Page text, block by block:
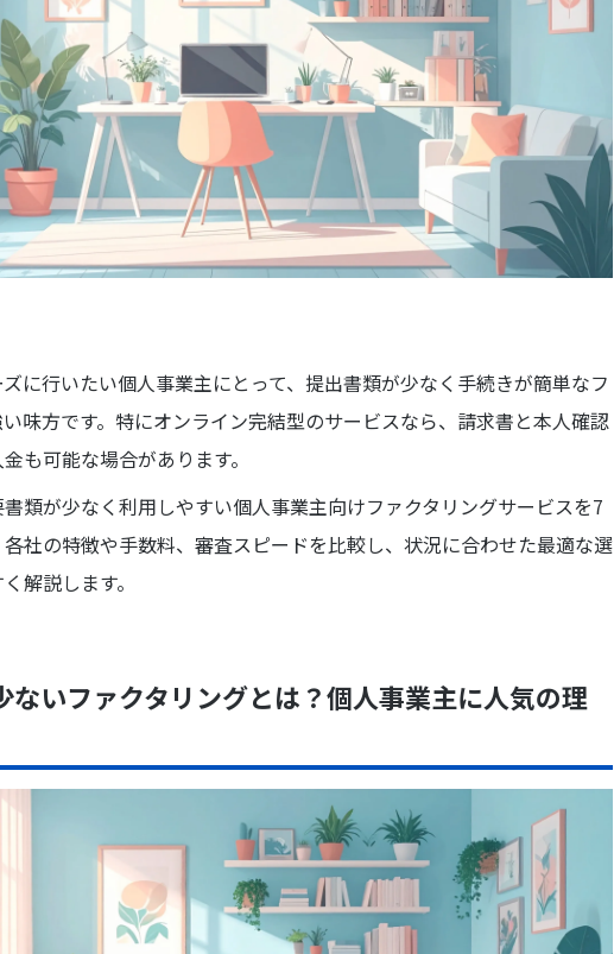
に行いたい個人事業主にとって、提出書類が少なく手続きが簡単なフ
味方です。特にオンライン完結型のサービスなら、請求書と本人確認
も可能な場合があります。
類が少なく利用しやすい個人事業主向けファクタリングサービスを7
社の特徴や手数料、審査スピードを比較し、状況に合わせた最適な選
解説します。
ないファクタリングとは？個人事業主に人気の理